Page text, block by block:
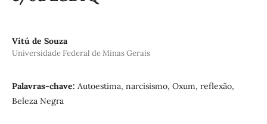
Vitú de Souza
Universidade Federal de Minas Gerais
Palavras-chave: Autoestima, narcisismo, Oxum, reflexão,
Beleza Negra